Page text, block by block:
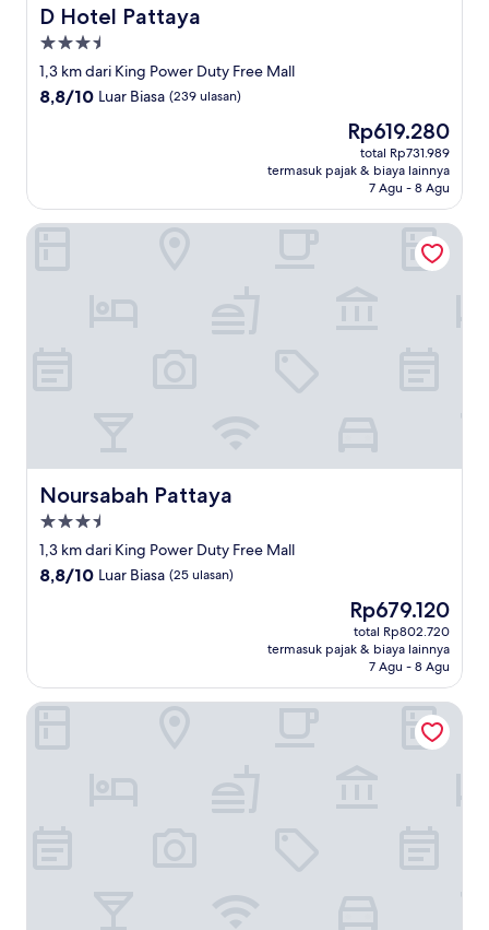
D Hotel Pattaya
D Hotel Pattaya
Properti
bintang
3.5
1,3 km dari King Power Duty Free Mall
8.8
ulasan)
8,8/10 Luar Biasa (239 ulasan)
Harga
sekarang
Rp619.280
Rp619.280
total Rp731.989
termasuk pajak & biaya lainnya
7 Agu - 8 Agu
Noursabah Pattaya
Noursabah Pattaya
Properti
bintang
3.5
1,3 km dari King Power Duty Free Mall
8.8
ulasan)
8,8/10 Luar Biasa (25 ulasan)
Harga
sekarang
Rp679.120
Rp679.120
total Rp802.720
termasuk pajak & biaya lainnya
7 Agu - 8 Agu
Noursabah Pattaya
Chezzotel Pattaya